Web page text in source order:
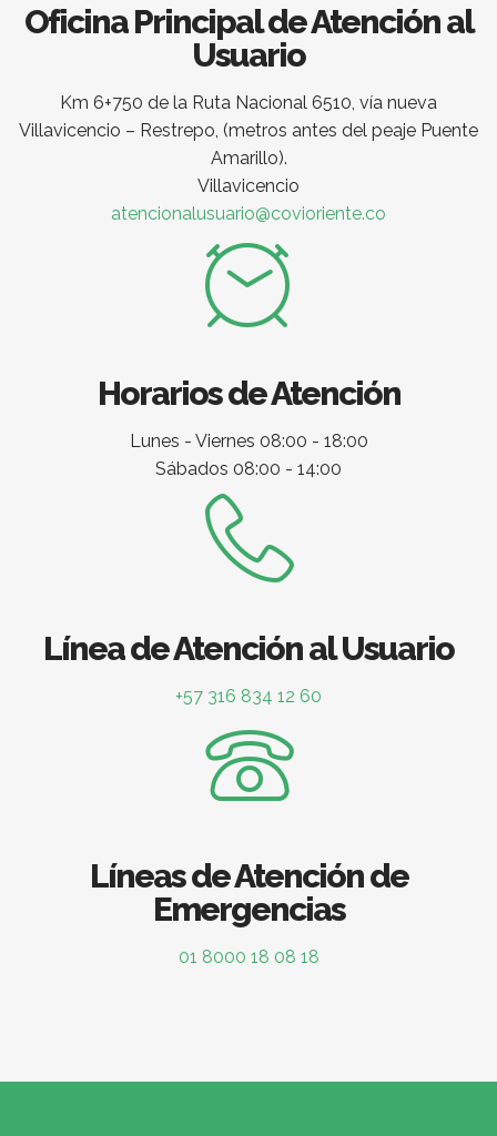
Oficina Principal de Atención al
Usuario
Km 6+750 de la Ruta Nacional 6510, vía nueva
Villavicencio – Restrepo, (metros antes del peaje Puente
Amarillo).
Villavicencio
atencionalusuario@covioriente.co
Horarios de Atención
Lunes - Viernes 08:00 - 18:00
Sábados 08:00 - 14:00
Línea de Atención al Usuario
+57 316 834 12 60
Líneas de Atención de
Emergencias
01 8000 18 08 18